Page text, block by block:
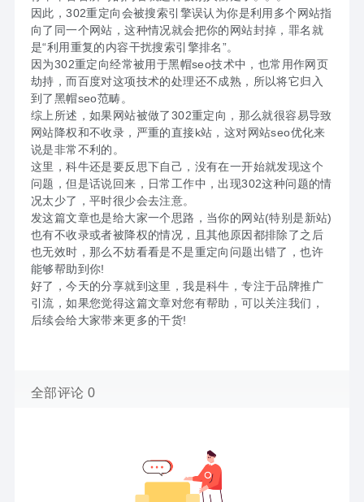
因此，302重定向会被搜索引擎误认为你是利用多个网站指
向了同一个网站，这种情况就会把你的网站封掉，罪名就
是“利用重复的内容干扰搜索引擎排名”。
因为302重定向经常被用于黑帽seo技术中，也常用作网页
劫持，而百度对这项技术的处理还不成熟，所以将它归入
到了黑帽seo范畴。
综上所述，如果网站被做了302重定向，那么就很容易导致
网站降权和不收录，严重的直接k站，这对网站seo优化来
说是非常不利的。
这里，科牛还是要反思下自己，没有在一开始就发现这个
问题，但是话说回来，日常工作中，出现302这种问题的情
况太少了，平时很少会去注意。
发这篇文章也是给大家一个思路，当你的网站(特别是新站)
也有不收录或者被降权的情况，且其他原因都排除了之后
也无效时，那么不妨看看是不是重定向问题出错了，也许
能够帮助到你!
好了，今天的分享就到这里，我是科牛，专注于品牌推广
引流，如果您觉得这篇文章对您有帮助，可以关注我们，
后续会给大家带来更多的干货!
全部评论 0